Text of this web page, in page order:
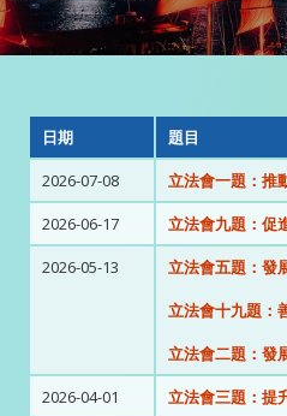
日期
題目
2026-07-08
立法會一題：推
2026-06-17
立法會九題：促
2026-05-13
立法會五題：發
立法會十九題：
立法會二題：發
2026-04-01
立法會三題：提